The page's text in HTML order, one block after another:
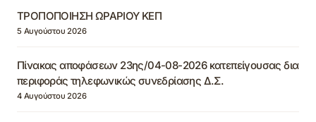
ΤΡΟΠΟΠΟΙΗΣΗ ΩΡΑΡΙΟΥ ΚΕΠ
5 Αυγούστου 2026
Πίνακας αποφάσεων 23ης/04-08-2026 κατεπείγουσας δια
περιφοράς τηλεφωνικώς συνεδρίασης Δ.Σ.
4 Αυγούστου 2026